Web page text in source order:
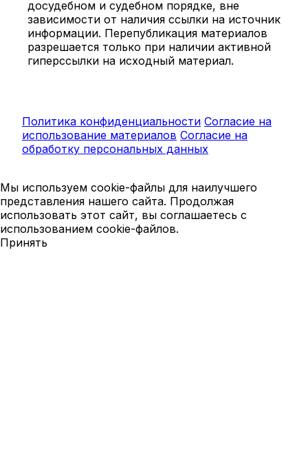
досудебном и судебном порядке, вне
зависимости от наличия ссылки на источник
информации. Перепубликация материалов
разрешается только при наличии активной
гиперссылки на исходный материал.
Политика конфиденциальности Согласие на
использование материалов Согласие на
обработку персональных данных
Мы используем cookie-файлы для наилучшего
представления нашего сайта. Продолжая
использовать этот сайт, вы соглашаетесь с
использованием cookie-файлов.
Принять